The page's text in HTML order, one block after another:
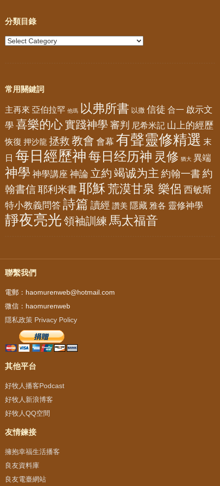
分類目錄
常用關鍵詞
主再來 亞伯拉罕 他瑪 以弗所書 以撒 信徒 合一 啟示文
學 喜樂的心實踐神學 審判 尼希米記 山上的經歷
恢復 押沙龍 拯救 教會 會幕 有聲靈修精選 末
日 每日經歷神 每日经历神 灵修 猶大 異端
神學 神學講座 神論 立約 竭诚为主 約翰一書 約
翰書信耶利米書 耶穌荒漠甘泉 樂侶 西敏斯
特小教義問答詩篇 讀經 讚美 隱藏 雅各 靈修神學
靜夜亮光 領袖訓練 馬太福音
聯繫我們
電郵：haomurenweb@hotmail.com
微信：haomurenweb
隱私政策 Privacy Policy
其他平台
好牧人播客Podcast
好牧人新浪博客
好牧人QQ空間
友情鍊接
擁抱幸福生活播客
良友資料庫
良友電臺網站